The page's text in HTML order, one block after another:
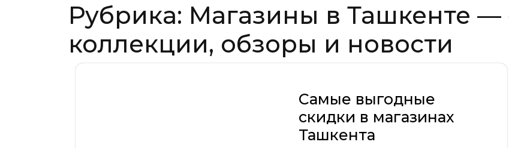
Рубрика: Магазины в Ташкенте —
коллекции, обзоры и новости
Самые выгодные
скидки в магазинах
Ташкента